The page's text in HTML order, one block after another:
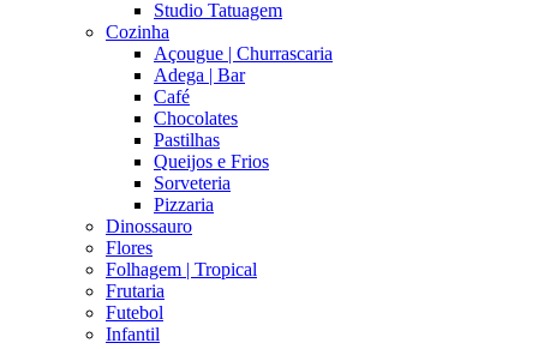
Studio Tatuagem
Cozinha
Açougue | Churrascaria
Adega | Bar
Café
Chocolates
Pastilhas
Queijos e Frios
Sorveteria
Pizzaria
Dinossauro
Flores
Folhagem | Tropical
Frutaria
Futebol
Infantil